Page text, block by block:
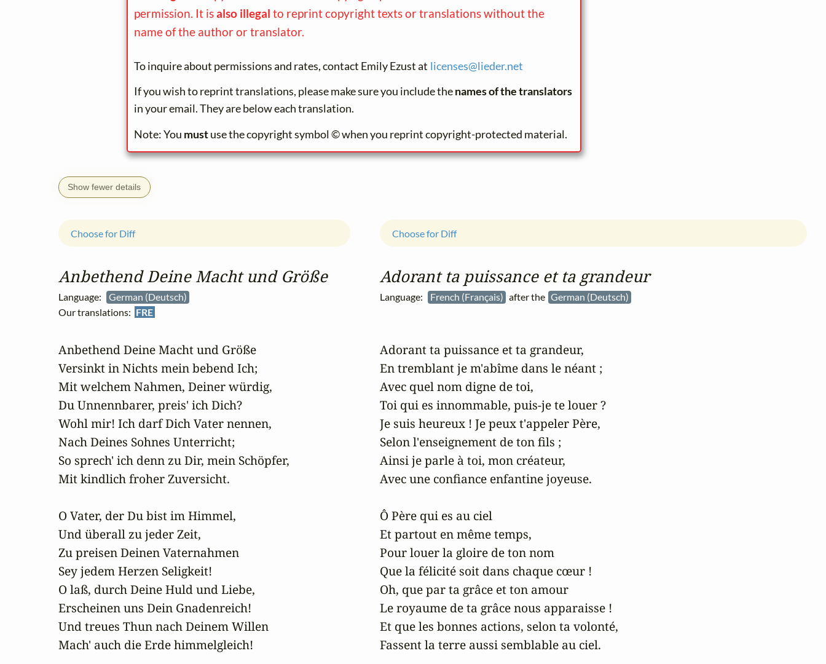
permission. It isalso illegal to reprint copyright texts or translations without the
name of the author or translator.
To inquire about permissions and rates, contact Emily Ezust at licenses@lieder.net
If you wish to reprint translations, please make sure you include thenames of the translators
in your email. They are below each translation.
Note: You mustuse the copyright symbol © when you reprint copyright-protected material.
Show fewer details
Anbethend Deine Macht und Größe
Language:
German (Deutsch)
Our translations: FRE
Choose for Diff
Anbethend Deine Macht und Größe
Versinkt in Nichts mein bebend Ich;
Mit welchem Nahmen, Deiner würdig,
Du Unnennbarer, preis' ich Dich?
Wohl mir! Ich darf Dich Vater nennen,
Nach Deines Sohnes Unterricht;
So sprech' ich denn zu Dir, mein Schöpfer,
Mit kindlich froher Zuversicht.
O Vater, der Du bist im Himmel,
Und überall zu jeder Zeit,
Zu preisen Deinen Vaternahmen
Sey jedem Herzen Seligkeit!
O laß, durch Deine Huld und Liebe,
Erscheinen uns Dein Gnadenreich!
Und treues Thun nach Deinem Willen
Mach' auch die Erde himmelgleich!
Adorant ta puissance et ta grandeur
Language: French (Français) after the German (Deutsch)
Choose for Diff
Adorant ta puissance et ta grandeur,
En tremblant je m'abîme dans le néant ;
Avec quel nom digne de toi,
Toi qui es innommable, puis-je te louer ?
Je suis heureux ! Je peux t'appeler Père,
Selon l'enseignement de ton fils ;
Ainsi je parle à toi, mon créateur,
Avec une confiance enfantine joyeuse.
Ô Père qui es au ciel
Et partout en même temps,
Pour louer la gloire de ton nom
Que la félicité soit dans chaque cœur !
Oh, que par ta grâce et ton amour
Le royaume de ta grâce nous apparaisse !
Et que les bonnes actions, selon ta volonté,
Fassent la terre aussi semblable au ciel.